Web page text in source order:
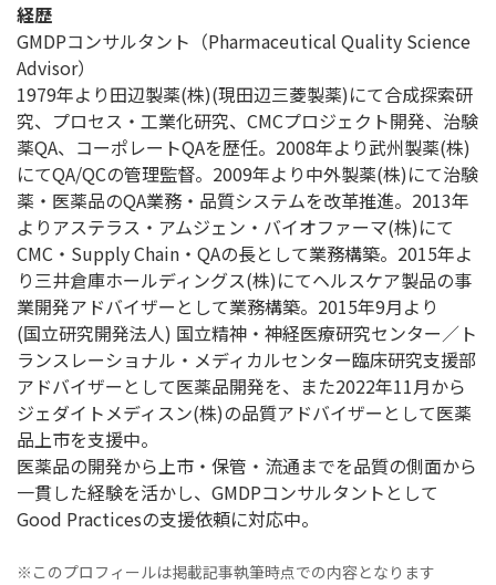
経歴
GMDPコンサルタント（Pharmaceutical Quality Science
Advisor）
1979年より田辺製薬(株)(現田辺三菱製薬)にて合成探索研
究、プロセス・工業化研究、CMCプロジェクト開発、治験
薬QA、コーポレートQAを歴任。2008年より武州製薬(株)
にてQA/QCの管理監督。2009年より中外製薬(株)にて治験
薬・医薬品のQA業務・品質システムを改革推進。2013年
よりアステラス・アムジェン・バイオファーマ(株)にて
CMC・Supply Chain・QAの長として業務構築。2015年よ
り三井倉庫ホールディングス(株)にてヘルスケア製品の事
業開発アドバイザーとして業務構築。2015年9月より
(国立研究開発法人) 国立精神・神経医療研究センター／ト
ランスレーショナル・メディカルセンター臨床研究支援部
アドバイザーとして医薬品開発を、また2022年11月から
ジェダイトメディスン(株)の品質アドバイザーとして医薬
品上市を支援中。
医薬品の開発から上市・保管・流通までを品質の側面から
一貫した経験を活かし、GMDPコンサルタントとして
Good Practicesの支援依頼に対応中。
※このプロフィールは掲載記事執筆時点での内容となります